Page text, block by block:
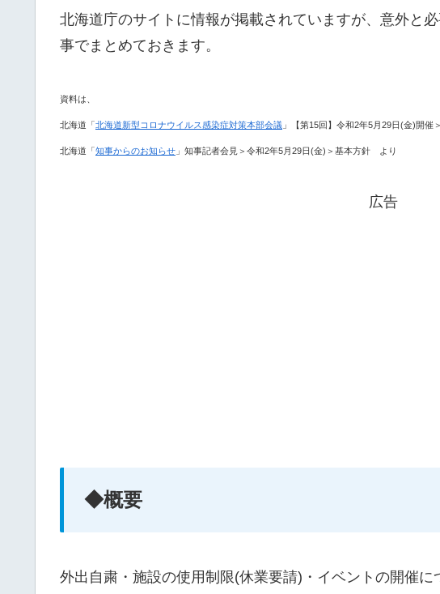
北海道庁のサイトに情報が掲載されていますが、意外と
事でまとめておきます。
資料は、
北海道「 北海道新型コロナウイルス感染症対策本部会議 」【第15回】令和2年5月29日(金)開
北海道「 知事からのお知らせ 」知事記者会見＞令和2年5月29日(金)＞基本方針 より
広告
◆概要
外出自粛・施設の使用制限(休業要請)・イベントの開催